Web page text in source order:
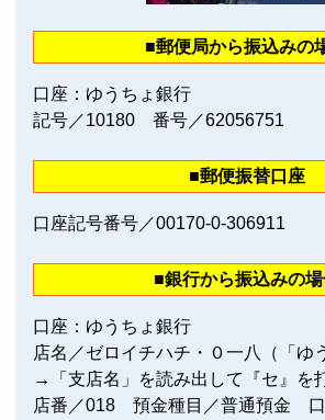
■郵便局から振込みの
口座：ゆうちょ銀行
記号／10180 番号／62056751
■郵便振替口座
口座記号番号／00170‐0‐306911
■銀行から振込みの
口座：ゆうちょ銀行
店名／ゼロイチハチ・０一八（「ゆ
→「支店名」を読み出して『セ』を
店番／018 預金種目／普通預金 口